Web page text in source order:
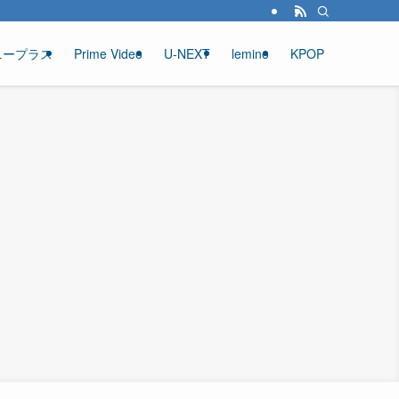
プラス Prime Video U-NEXT lemino KPOP